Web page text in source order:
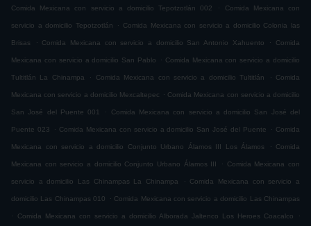
Comida Mexicana con servicio a domicilio Tepotzotlán 002 . Comida Mexicana con
servicio a domicilio Tepotzotlán . Comida Mexicana con servicio a domicilio Colonia las
Brisas . Comida Mexicana con servicio a domicilio San Antonio Xahuento . Comida
Mexicana con servicio a domicilio San Pablo . Comida Mexicana con servicio a domicilio
Tultitlán La Chinampa . Comida Mexicana con servicio a domicilio Tultitlán . Comida
Mexicana con servicio a domicilio Mexcaltepec . Comida Mexicana con servicio a domicilio
San José del Puente 001 . Comida Mexicana con servicio a domicilio San José del
Puente 023 . Comida Mexicana con servicio a domicilio San José del Puente . Comida
Mexicana con servicio a domicilio Conjunto Urbano Álamos III Los Álamos . Comida
Mexicana con servicio a domicilio Conjunto Urbano Álamos III . Comida Mexicana con
servicio a domicilio Las Chinampas La Chinampa . Comida Mexicana con servicio a
domicilio Las Chinampas 010 . Comida Mexicana con servicio a domicilio Las Chinampas
.
Comida Mexicana con servicio a domicilio Alborada Jaltenco Los Heroes Coacalco .